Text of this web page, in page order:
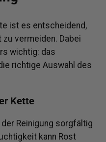
ist es entscheidend,
zu vermeiden. Dabei
wichtig: das
richtige Auswahl des
Kette
Reinigung sorgfältig
kann Rost